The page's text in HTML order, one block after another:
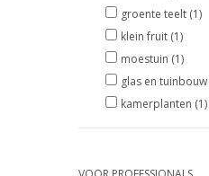
groente teelt (1)
klein fruit (1)
moestuin (1)
glas en tuinbouw
kamerplanten (1)